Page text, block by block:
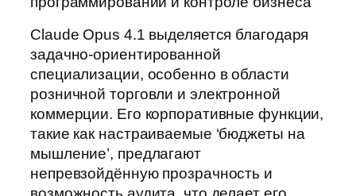
Claude Opus 4.1 выделяется благодаря
задачно-ориентированной
специализации, особенно в области
розничной торговли и электронной
коммерции. Его корпоративные функции,
такие как настраиваемые ‘бюджеты на
мышление’, предлагают
непревзойдённую прозрачность и